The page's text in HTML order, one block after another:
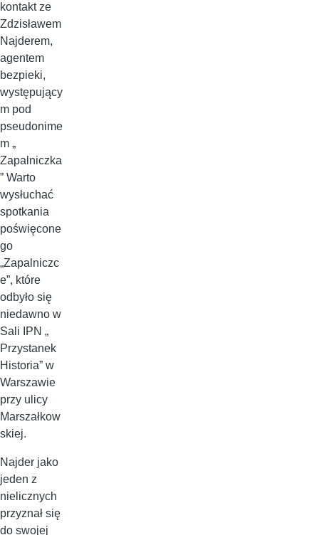
kontakt ze
Zdzisławem
Najderem,
agentem
bezpieki,
występujący
m pod
pseudonime
m „
Zapalniczka
” Warto
wysłuchać
spotkania
poświęcone
go
„Zapalniczc
e”, które
odbyło się
niedawno w
Sali IPN „
Przystanek
Historia” w
Warszawie
przy ulicy
Marszałkow
skiej.
Najder jako
jeden z
nielicznych
przyznał się
do swojej